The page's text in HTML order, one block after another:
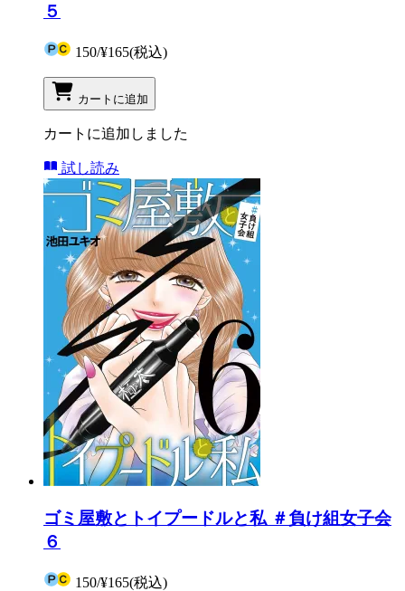
５
150/¥165(税込)
カートに追加
カートに追加しました
試し読み
ゴミ屋敷とトイプードルと私 ＃負け組女子会
６
150/¥165(税込)